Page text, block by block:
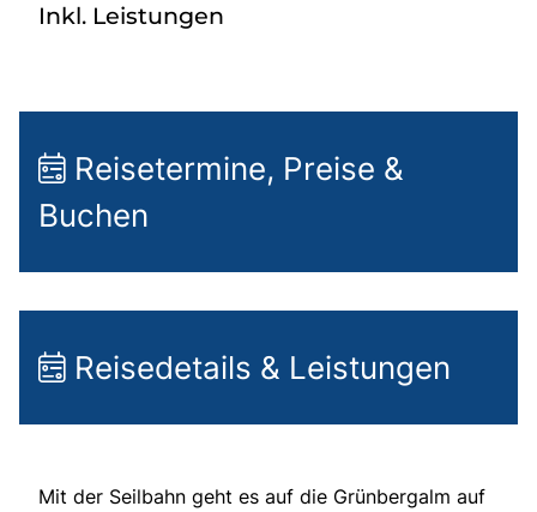
Inkl. Leistungen
Reisetermine, Preise &
Buchen
Reisedetails & Leistungen
Mit der Seilbahn geht es auf die Grünbergalm auf